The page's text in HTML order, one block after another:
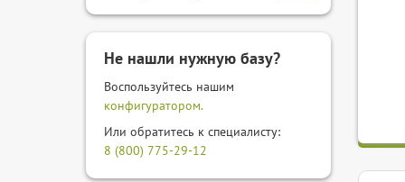
Не нашли нужную базу?
Воспользуйтесь нашим
конфигуратором.
Или обратитесь к специалисту:
8 (800) 775-29-12